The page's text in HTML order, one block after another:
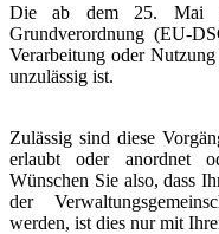
Die ab dem 25. Mai
Grundverordnung (EU-
Verarbeitung oder
unzulässig ist.
Zulässig sind diese
erlaubt oder anordnet
Wünschen Sie also, dass
der
werden, ist dies nur mit